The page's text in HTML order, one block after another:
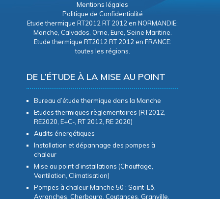
Mentions légales
Politique de Confidentialité
Etude thermique RT2012 RT 2012 en NORMANDIE:
Manche, Calvados, Orne, Eure, Seine Maritine.
Etude thermique RT2012 RT 2012 en FRANCE:
toutes les régions.
DE L’ÉTUDE À LA MISE AU POINT
Bureau d’étude thermique dans la Manche
Etudes thermiques règlementaires (RT2012,
RE2020, E+C-, RT 2012, RE 2020)
Audits énergétiques
Installation et dépannage des pompes à
chaleur
Mise au point d’installations (Chauffage,
Ventilation, Climatisation)
Pompes à chaleur Manche 50 : Saint-Lô,
Avranches, Cherbourg, Coutances, Granville,